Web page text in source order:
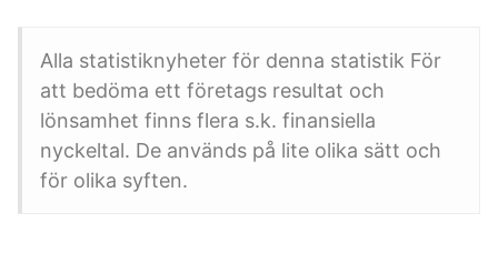
Alla statistiknyheter för denna statistik För
att bedöma ett företags resultat och
lönsamhet finns flera s.k. finansiella
nyckeltal. De används på lite olika sätt och
för olika syften.